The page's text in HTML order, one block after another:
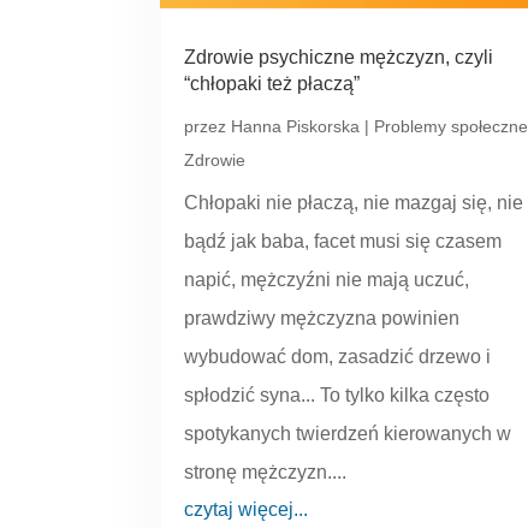
Zdrowie psychiczne mężczyzn, czyli
“chłopaki też płaczą”
przez Hanna Piskorska | Problemy społeczne
Zdrowie
Chłopaki nie płaczą, nie mazgaj się, nie
bądź jak baba, facet musi się czasem
napić, mężczyźni nie mają uczuć,
prawdziwy mężczyzna powinien
wybudować dom, zasadzić drzewo i
spłodzić syna... To tylko kilka często
spotykanych twierdzeń kierowanych w
stronę mężczyzn....
czytaj więcej...